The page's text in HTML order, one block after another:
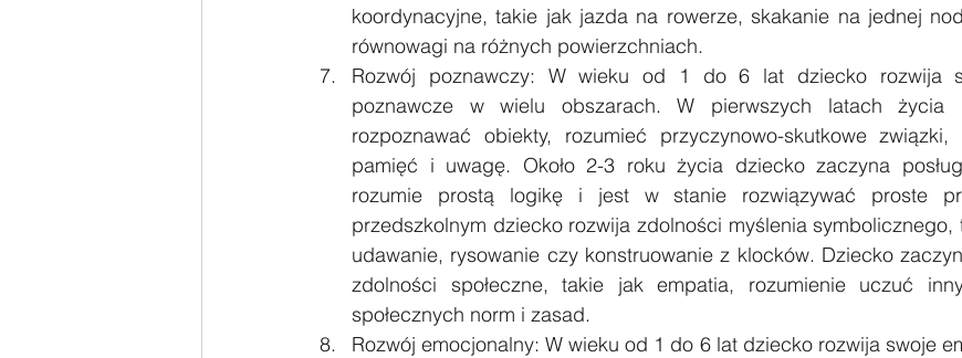
koordynacyjne, takie jak jazda na rowerze, skakanie na jednej
równowagi na różnych powierzchniach.
Rozwój poznawczy: W wieku od 1 do 6 lat dziecko rozwija
poznawcze w wielu obszarach. W pierwszych latach życia
rozpoznawać obiekty, rozumieć przyczynowo-skutkowe związki,
pamięć i uwagę. Około 2-3 roku życia dziecko zaczyna
rozumie prostą logikę i jest w stanie rozwiązywać proste
przedszkolnym dziecko rozwija zdolności myślenia
udawanie, rysowanie czy konstruowanie z klocków. Dziecko
zdolności społeczne, takie jak empatia, rozumienie uczuć
społecznych norm i zasad.
Rozwój emocjonalny: W wieku od 1 do 6 lat dziecko rozwija swoje